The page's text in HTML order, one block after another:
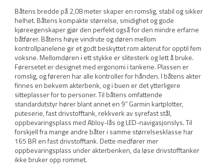
Båtens bredde på 2,08 meter skaper en romslig, stabil og sikker
helhet. Båtens kompakte størrelse, smidighet og gode
kjøreegenskaper gjør den perfekt også for den mindre erfarne
båtfører. Båtens høye vindrute og døren mellom
kontrollpanelene gir et godt beskyttet rom akterut for opptil fem
voksne. Mellomdøren i ett stykke er slitesterk og lett å bruke.
Førersetet er designet med ergonomi i tankene. Plassen er
romslig, og føreren har alle kontroller for hånden. I båtens akter
finnes en bekvem akterbenk, og i buen er det ytterligere
sitteplasser for to personer. Til båtens omfattende
standardutstyr hører blant annet en 9” Garmin kartplotter,
puteserie, fast drivstofftank, rekkverk av syrefast stål,
oppbevaringsplass med Abloy-lås og LED-navigasjonslys. Til
forskjell fra mange andre båter i samme størrelsesklasse har
165 BR en fast drivstofftank. Dette medfører mer
oppbevaringsplass under akterbenken, da løse drivstofftanker
ikke bruker opp rommet.